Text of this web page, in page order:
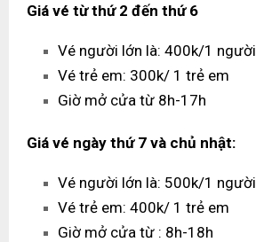
Giá vé từ thứ 2 đến thứ 6
Vé người lớn là: 400k/1 người
Vé trẻ em: 300k/ 1 trẻ em
Giờ mở cửa từ 8h-17h
Giá vé ngày thứ 7 và chủ nhật:
Vé người lớn là: 500k/1 người
Vé trẻ em: 400k/ 1 trẻ em
Giờ mở cửa từ : 8h-18h